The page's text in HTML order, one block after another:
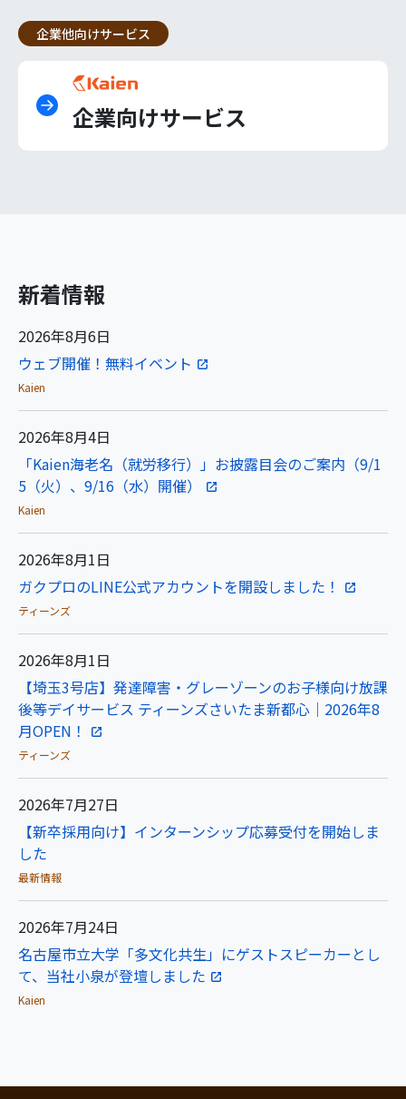
企業他向けサービス
企業向けサービス
新着情報
2026年8月6日
ウェブ開催！無料イベント
Kaien
2026年8月4日
「Kaien海老名（就労移行）」お披露目会のご案内（9/1
5（火）、9/16（水）開催）
Kaien
2026年8月1日
ガクプロのLINE公式アカウントを開設しました！
ティーンズ
2026年8月1日
【埼玉3号店】発達障害・グレーゾーンのお子様向け放課
後等デイサービス ティーンズさいたま新都心｜2026年8
月OPEN！
ティーンズ
2026年7月27日
【新卒採用向け】インターンシップ応募受付を開始しま
した
最新情報
2026年7月24日
名古屋市立大学「多文化共生」にゲストスピーカーとし
て、当社小泉が登壇しました
Kaien